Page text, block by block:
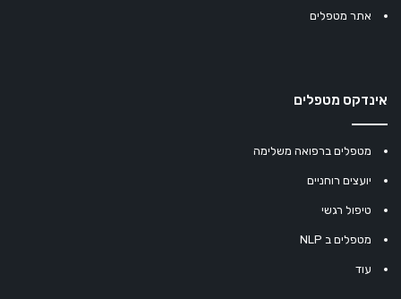
אתר מטפלים
אינדקס מטפלים
מטפלים ברפואה משלימה
יועצים רוחניים
טיפול רגשי
מטפלים ב NLP
עוד